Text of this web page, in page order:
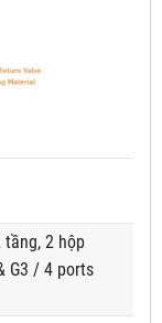
tầng, 2 hộp
G3 / 4 ports